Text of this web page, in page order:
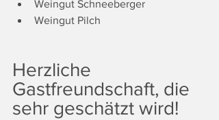
Weingut Schneeberger
Weingut Pilch
Herzliche
Gastfreundschaft, die
sehr geschätzt wird!